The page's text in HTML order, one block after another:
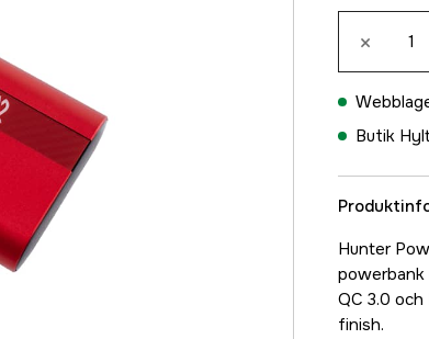
×
Butik
Hunter
powerbank
QC 3.0
finish.